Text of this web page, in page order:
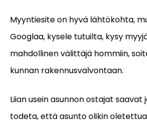
Myyntiesite on hyvä lähtökohta,
Googlaa, kysele tutuilta, kysy
mahdollinen välittäjä hommiin,
kunnan rakennusvalvontaan.
Liian usein asunnon ostajat saavat
todeta, että asunto olikin